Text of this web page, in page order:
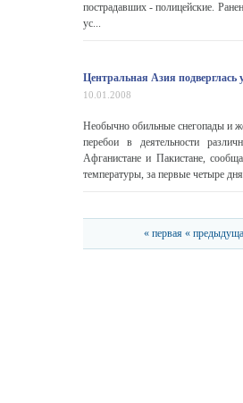
пострадавших - полицейские.
ус...
Центральная Азия подверглась
10.01.2008
Необычно обильные снегопады и
перебои в деятельности
Афганистане и Пакистане,
температуры, за первые четыре
« первая «